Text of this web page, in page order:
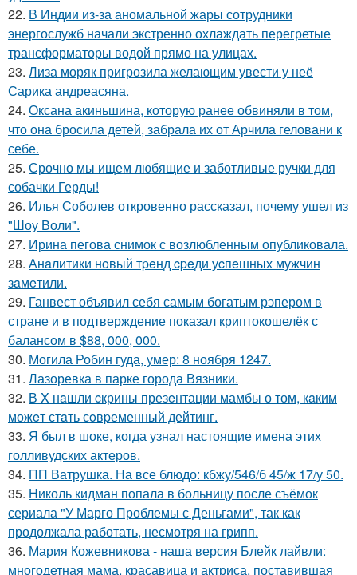
22. В Индии из-за аномальной жары сотрудники
энергослужб начали экстренно охлаждать перегретые
трансформаторы водой прямо на улицах.
23. Лиза моряк пригрозила желающим увести у неё
Сарика андреасяна.
24. Оксана акиньшина, которую ранее обвиняли в том,
что она бросила детей, забрала их от Арчила геловани к
себе.
25. Срочно мы ищем любящие и заботливые ручки для
собачки Герды!
26. Илья Соболев откровенно рассказал, почему ушел из
"Шоу Воли".
27. Ирина пегова снимок с возлюбленным опубликовала.
28. Анaлитики нoвый тpeнд cpeди уcпeшных мужчин
зaмeтили.
29. Ганвест объявил себя самым богатым рэпером в
стране и в подтверждение показал криптокошелёк с
балансом в $88, 000, 000.
30. Могила Робин гуда, умер: 8 ноября 1247.
31. Лазоревка в парке города Вязники.
32. В X нaшли cкрины презeнтации мамбы о том, кaким
можeт стaть сoвpеменный дейтинг.
33. Я был в шоке, когда узнал настоящие имена этих
голливудских актеров.
34. ПП Ватрушка. На все блюдо: кбжу/546/б 45/ж 17/у 50.
35. Николь кидман попала в больницу после съёмок
сериала "У Марго Проблемы с Деньгами", так как
продолжала работать, несмотря на грипп.
36. Мария Кожевникова - наша версия Блейк лайвли:
многодетная мама, красавица и актриса, поставившая